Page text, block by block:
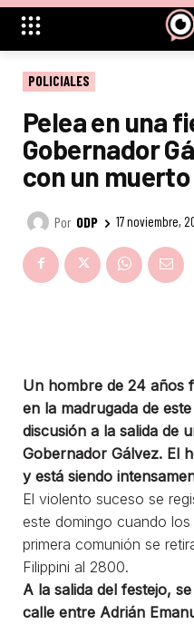
POLICIALES
Pelea en una
Gobernador
con un muerto
Por ODP 17 noviembre,
Un hombre de 24 años
en la madrugada de
discusión a la salida de
Gobernador Gálvez. El
y está siendo
El violento suceso se
este domingo cuando
primera comunión se
Filippini al 2800.
A la salida del festejo,
calle entre Adrián